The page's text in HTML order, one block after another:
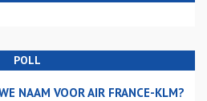
POLL
NAAM VOOR AIR FRANCE-KLM?